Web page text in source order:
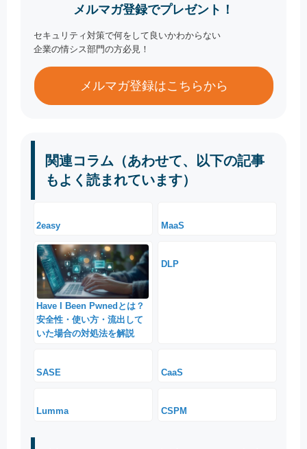
メルマガ登録でプレゼント！
セキュリティ対策で何をして良いかわからない
企業の情シス部門の方必見！
メルマガ登録はこちらから
関連コラム（あわせて、以下の記事
もよく読まれています）
2easy MaaS
Have I Been Pwnedとは？
安全性・使い方・流出して
いた場合の対処法を解説
DLP
SASE CaaS
Lumma CSPM